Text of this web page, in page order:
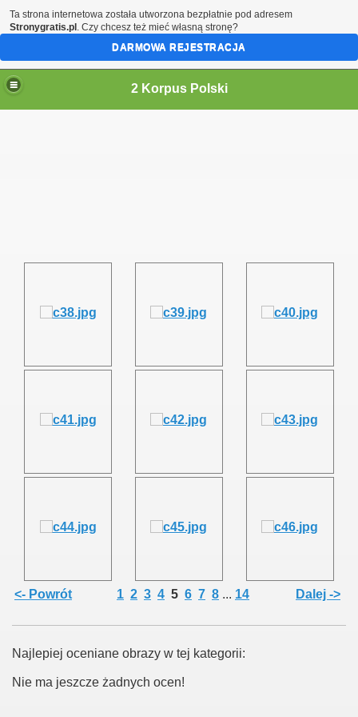
2 Korpus Polski
<- Powrót 1 2 3 4 5 6 7 8 ... 14 Dalej ->
Najlepiej oceniane obrazy w tej kategorii:
Nie ma jeszcze żadnych ocen!
Ta strona internetowa została utworzona bezpłatnie pod adresem
Stronygratis.pl . Czy chcesz też mieć własną stronę?
DARMOWA REJESTRACJA